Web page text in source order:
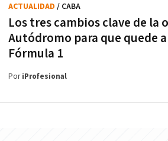
Los tres cambios clave de la
Autódromo para que quede
Fórmula 1
ACTUALIDAD / CABA
PoriProfesional